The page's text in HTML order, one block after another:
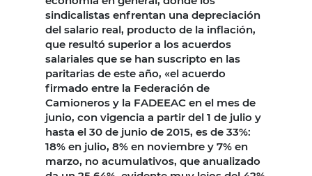
sindicalistas enfrentan una depreciación
del salario real, producto de la inflación,
que resultó superior a los acuerdos
salariales que se han suscripto en las
paritarias de este año, «el acuerdo
firmado entre la Federación de
Camioneros y la FADEEAC en el mes de
junio, con vigencia a partir del 1 de julio y
hasta el 30 de junio de 2015, es de 33%:
18% en julio, 8% en noviembre y 7% en
marzo, no acumulativos, que anualizado